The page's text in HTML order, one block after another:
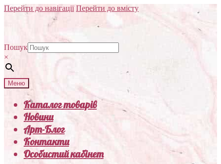
Перейти до навігації Перейти до вмісту
Пошук
×
Меню
Каталог товарів
Новини
Арт-Блог
Контакти
Особистий кабінет